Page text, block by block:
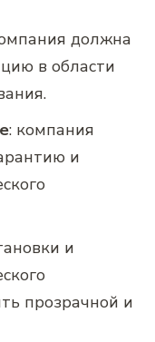
должна
в области
: компания
и
и
прозрачной и